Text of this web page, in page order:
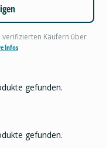
verifizierten Käufern über
Infos
gefunden.
gefunden.